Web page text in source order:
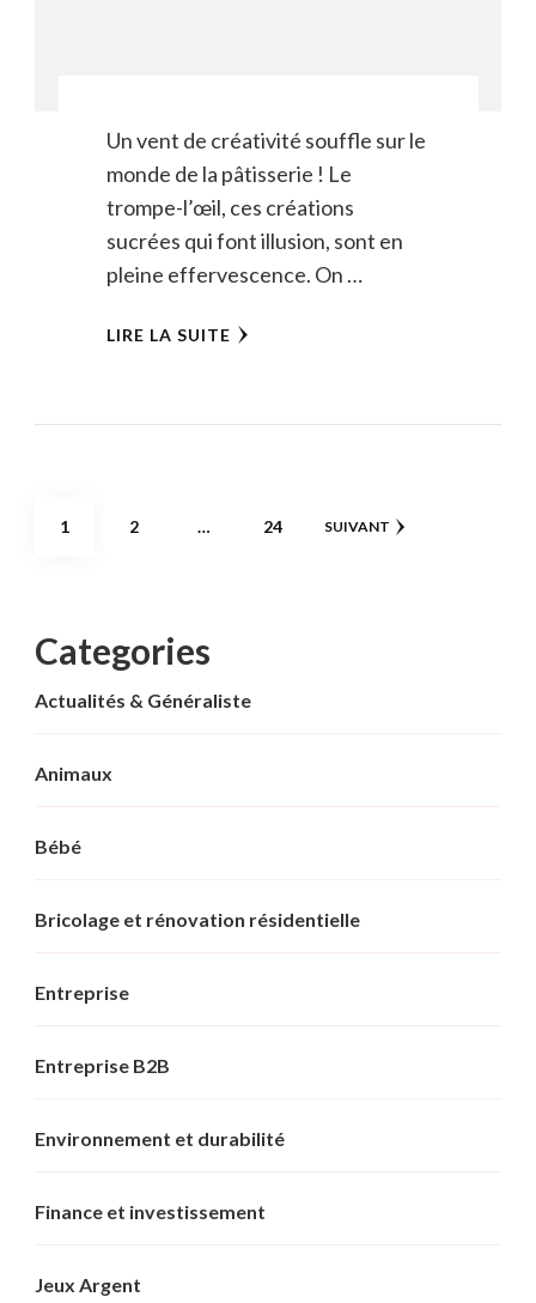
Un vent de créativité souffle sur le
monde de la pâtisserie ! Le
trompe-l’œil, ces créations
sucrées qui font illusion, sont en
pleine effervescence. On …
LIRE LA SUITE
Pagination
PAGE
1 PAGE
2 … PAGE
24 SUIVANT
Categories
Actualités & Généraliste
Animaux
Bébé
Bricolage et rénovation résidentielle
Entreprise
Entreprise B2B
Environnement et durabilité
Finance et investissement
Jeux Argent